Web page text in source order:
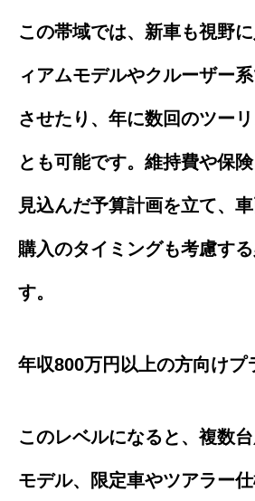
この帯域では、新車も視野
ィアムモデルやクルーザー
させたり、年に数回のツー
とも可能です。維持費や保
見込んだ予算計画を立て、
購入のタイミングも考慮す
す。
年収800万円以上の方向けプ
このレベルになると、複数
モデル、限定車やツアラー